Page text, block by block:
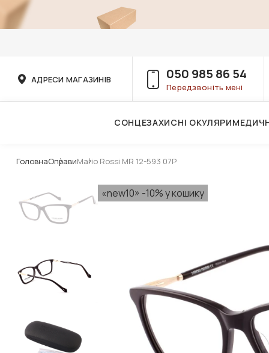
АДРЕСИ МАГАЗИНІВ 050 985 86 54
Передзвоніть мені
СОНЦЕЗАХИСНІ ОКУЛЯРИ
ГоловнаОправиMario Rossi MR 12-593 07P
«new10» -10% у кошику